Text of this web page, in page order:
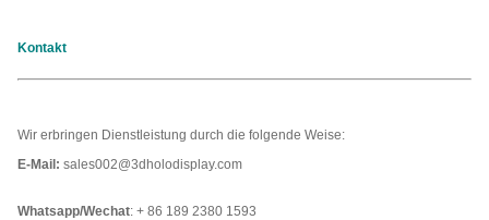
Kontakt
Wir erbringen Dienstleistung durch die folgende Weise:
E-Mail: sales002@3dholodisplay.com
Whatsapp/Wechat: + 86 189 2380 1593